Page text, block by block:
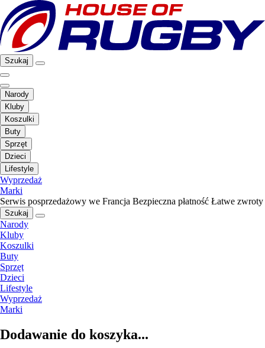
Szukaj
Narody
Kluby
Koszulki
Buty
Sprzęt
Dzieci
Lifestyle
Wyprzedaż
Marki
Serwis posprzedażowy we Francja Bezpieczna płatność Łatwe zwroty
Szukaj
Narody
Kluby
Koszulki
Buty
Sprzęt
Dzieci
Lifestyle
Wyprzedaż
Marki
Dodawanie do koszyka...